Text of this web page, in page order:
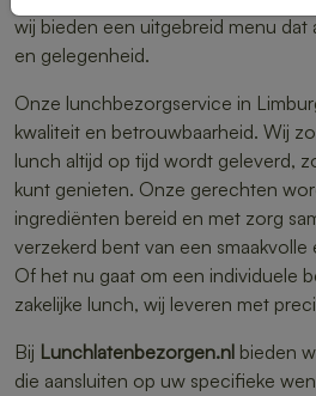
wij bieden een uitgebreid menu dat
en gelegenheid.
Onze lunchbezorgservice in
kwaliteit en betrouwbaarheid. Wij
lunch altijd op tijd wordt geleverd,
kunt genieten. Onze gerechten
ingrediënten bereid en met zorg
verzekerd bent van een smaakvolle
Of het nu gaat om een individuele
zakelijke lunch, wij leveren met
Bij Lunchlatenbezorgen.nl bieden
die aansluiten op uw specifieke